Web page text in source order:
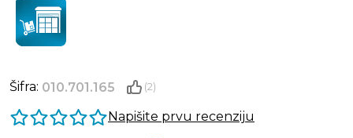
Šifra: 010.701.165 (2)
Napišite prvu recenziju